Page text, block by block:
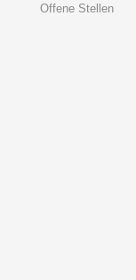
Offene Stellen